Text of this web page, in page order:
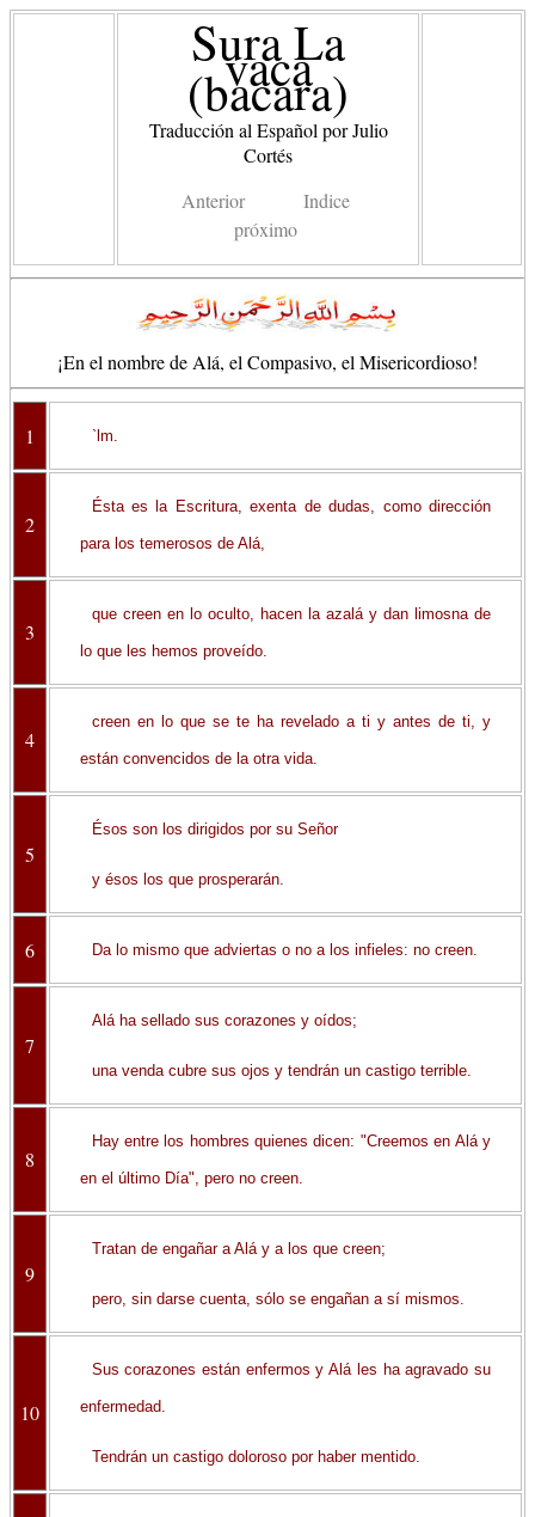
Sura La
vaca
(bacara)
Traducción al Español por Julio
Cortés
Anterior
Indice
próximo
¡En el nombre de Alá, el Compasivo, el Misericordioso!
1 `lm.
2
Ésta es la Escritura, exenta de dudas, como dirección
para los temerosos de Alá,
3
que creen en lo oculto, hacen la azalá y dan limosna de
lo que les hemos proveído.
4
creen en lo que se te ha revelado a ti y antes de ti, y
están convencidos de la otra vida.
5
Ésos son los dirigidos por su Señor
y ésos los que prosperarán.
6 Da lo mismo que adviertas o no a los infieles: no creen.
7
Alá ha sellado sus corazones y oídos;
una venda cubre sus ojos y tendrán un castigo terrible.
8
Hay entre los hombres quienes dicen: "Creemos en Alá y
en el último Día", pero no creen.
9
Tratan de engañar a Alá y a los que creen;
pero, sin darse cuenta, sólo se engañan a sí mismos.
10
Sus corazones están enfermos y Alá les ha agravado su
enfermedad.
Tendrán un castigo doloroso por haber mentido.